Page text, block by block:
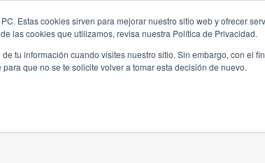
Estas cookies sirven para mejorar nuestro sitio web y ofrecer
las cookies que utilizamos, revisa nuestra Política de Privacidad.
tu información cuando visites nuestro sitio. Sin embargo, con el
que no se te solicite volver a tomar esta decisión de nuevo.